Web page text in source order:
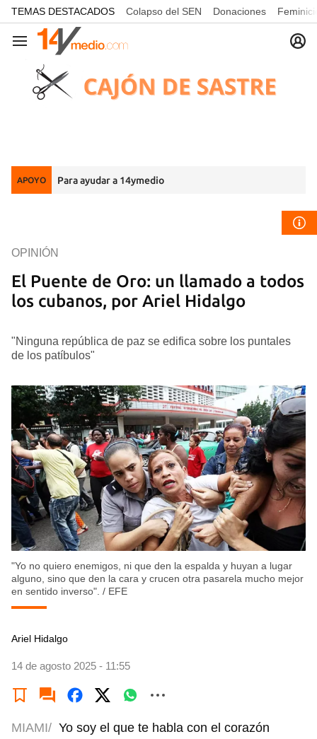
common.go-to-content
TEMAS DESTACADOS Colapso del SEN Donaciones
Navegación
APOYO Para ayudar a 14ymedio
El Puente de Oro: un llamado a todos
los cubanos, por Ariel Hidalgo
OPINIÓN
"Ninguna república de paz se edifica sobre los puntales
de los patíbulos"
"Yo no quiero enemigos, ni que den la espalda y huyan a lugar
alguno, sino que den la cara y crucen otra pasarela mucho mejor
en sentido inverso". / EFE
Ariel Hidalgo
14 de agosto 2025 - 11:55
MIAMI/ Yo soy el que te habla con el corazón